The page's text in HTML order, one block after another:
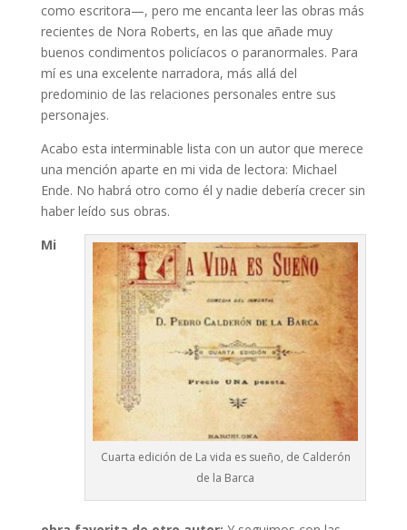
como escritora—, pero me encanta leer las obras más
recientes de Nora Roberts, en las que añade muy
buenos condimentos policíacos o paranormales. Para
mí es una excelente narradora, más allá del
predominio de las relaciones personales entre sus
personajes.
Acabo esta interminable lista con un autor que merece
una mención aparte en mi vida de lectora: Michael
Ende. No habrá otro como él y nadie debería crecer sin
haber leído sus obras.
Cuarta edición de La vida es sueño, de Calderón
de la Barca
Mi